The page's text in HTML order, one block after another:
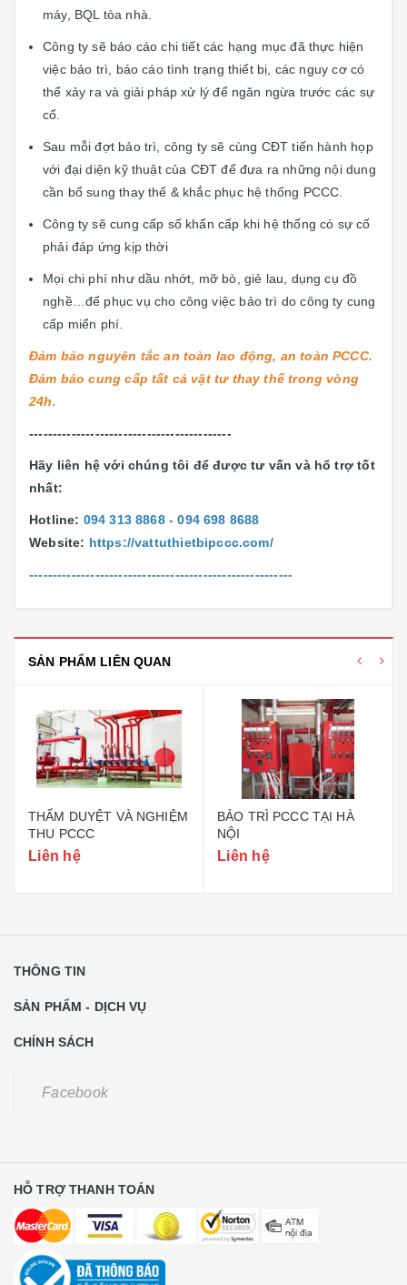
máy, BQL tòa nhà.
Công ty sẽ báo cáo chi tiết các hạng mục đã thực hiện
việc bảo trì, báo cáo tình trạng thiết bị, các nguy cơ có
thể xảy ra và giải pháp xử lý để ngăn ngừa trước các sự
cố.
Sau mỗi đợt bảo trì, công ty sẽ cùng CĐT tiến hành họp
với đại diện kỹ thuật của CĐT để đưa ra những nội dung
cần bổ sung thay thế & khắc phục hệ thống PCCC.
Công ty sẽ cung cấp số khẩn cấp khi hệ thống có sự cố
phải đáp ứng kịp thời
Mọi chi phí như dầu nhớt, mỡ bò, giẻ lau, dụng cụ đồ
nghề…để phục vụ cho công việc bảo trì do công ty cung
cấp miển phí.
Đảm bảo nguyên tắc an toàn lao động, an toàn PCCC.
Đảm bảo cung cấp tất cả vật tư thay thế trong vòng
24h.
-------------------------------------------
Hãy liên hệ với chúng tôi để được tư vấn và hổ trợ tốt
nhất:
Hotline: 094 313 8868 - 094 698 8688
Website: https://vattuthietbipccc.com/
--------------------------------------------------------
SẢN PHẨM LIÊN QUAN
THẨM DUYỆT VÀ NGHIỆM
THU PCCC
Liên hệ
BẢO TRÌ PCCC TẠI HÀ
NỘI
Liên hệ
THÔNG TIN
SẢN PHẨM - DỊCH VỤ
CHÍNH SÁCH
Facebook
HỖ TRỢ THANH TOÁN